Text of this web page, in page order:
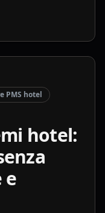
PMS hotel
hotel:
e